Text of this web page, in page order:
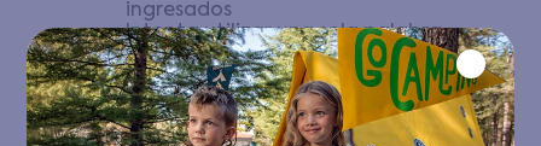
ingresados
Intenta utilizar una sola palabra
Utiliza términos genéricos en la
búsqueda
Intenta buscar sinónimos del
término deseado